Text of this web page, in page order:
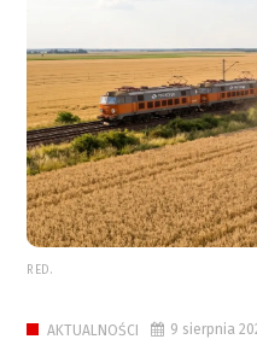
RED.
AKTUALNOŚCI 9 sierpnia